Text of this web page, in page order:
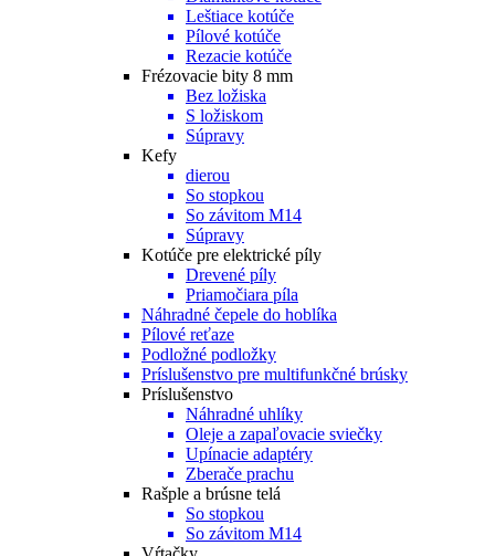
Leštiace kotúče
Pílové kotúče
Rezacie kotúče
Frézovacie bity 8 mm
Bez ložiska
S ložiskom
Súpravy
Kefy
dierou
So stopkou
So závitom M14
Súpravy
Kotúče pre elektrické píly
Drevené píly
Priamočiara píla
Náhradné čepele do hoblíka
Pílové reťaze
Podložné podložky
Príslušenstvo pre multifunkčné brúsky
Príslušenstvo
Náhradné uhlíky
Oleje a zapaľovacie sviečky
Upínacie adaptéry
Zberače prachu
Rašple a brúsne telá
So stopkou
So závitom M14